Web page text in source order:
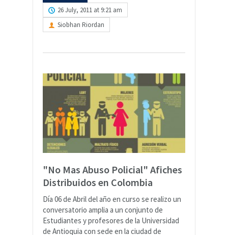
26 July, 2011 at 9:21 am
Siobhan Riordan
"No Mas Abuso Policial" Afiches
Distribuidos en Colombia
Día 06 de Abril del año en curso se realizo un
conversatorio amplia a un conjunto de
Estudiantes y profesores de la Universidad
de Antioquia con sede en la ciudad de